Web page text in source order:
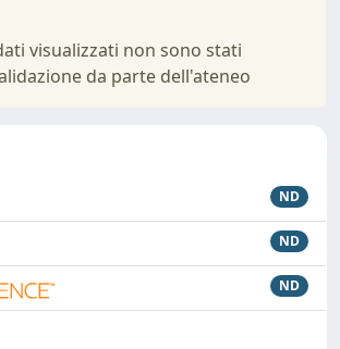
visualizzati non sono stati
da parte dell'ateneo
ND
ND
ND